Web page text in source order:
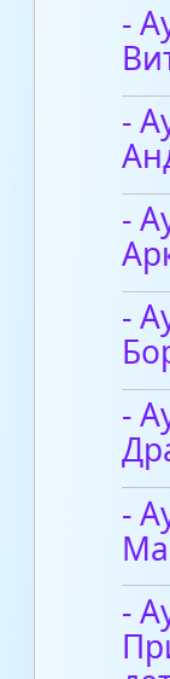
-
-
-
-
-
-
-